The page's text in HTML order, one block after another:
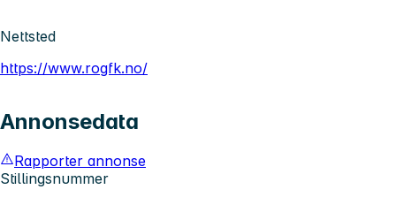
Nettsted
https://www.rogfk.no/
Annonsedata
Rapporter annonse
Stillingsnummer